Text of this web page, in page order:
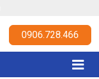
0906.728.466